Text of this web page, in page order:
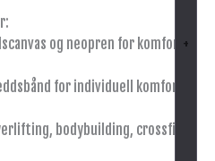
+
og neopren for komfort
for individuell komfort
bodybuilding, crossfit